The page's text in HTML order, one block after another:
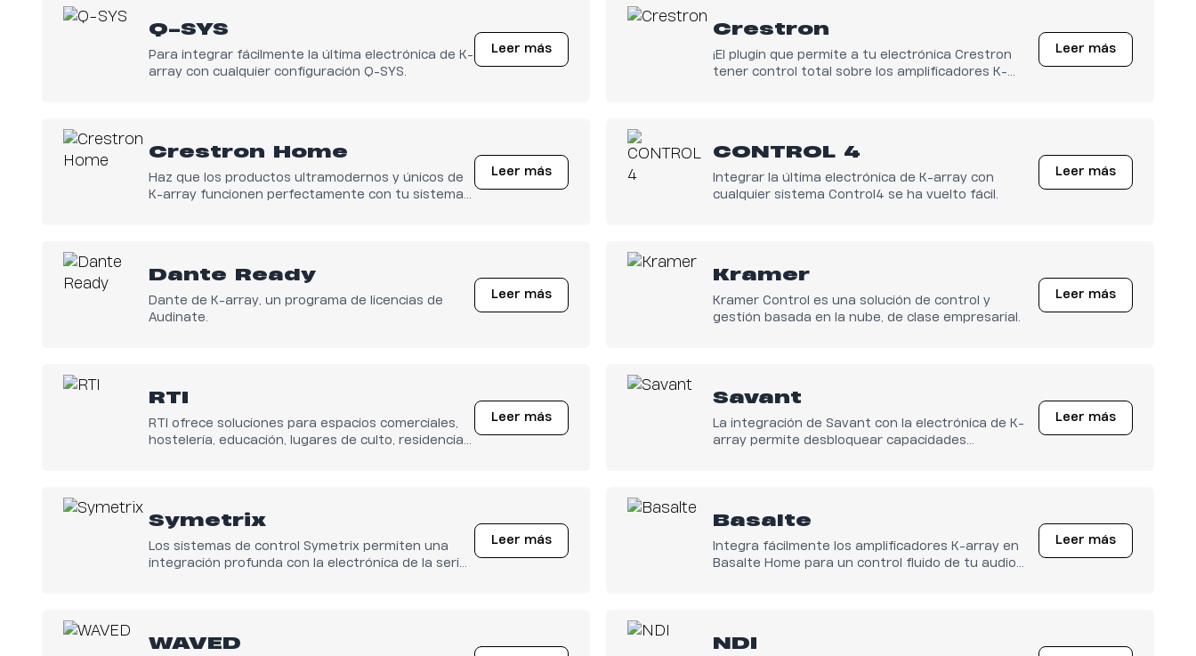
Q-SYS
Para integrar fácilmente la última electrónica de K-
array con cualquier configuración Q-SYS.
Leer más
Crestron
¡El plugin que permite a tu electrónica Crestron
tener control total sobre los amplificadores K-
Leer más
Crestron Home
Haz que los productos ultramodernos y únicos de
K-array funcionen perfectamente con tu sistema
Leer más
CONTROL 4
Integrar la última electrónica de K-array con
cualquier sistema Control4 se ha vuelto fácil.
Leer más
Dante Ready
Dante de K-array, un programa de licencias de
Audinate.
Leer más
Kramer
Kramer Control es una solución de control y
gestión basada en la nube, de clase empresarial.
Leer más
RTI
RTI ofrece soluciones para espacios comerciales,
hostelería, educación, lugares de culto, residencias
Leer más
Savant
La integración de Savant con la electrónica de K-
array permite desbloquear capacidades
Leer más
Symetrix
Los sistemas de control Symetrix permiten una
integración profunda con la electrónica de la serie
Leer más
Basalte
Integra fácilmente los amplificadores K-array en
Basalte Home para un control fluido de tu audio
Leer más
WAVED NDI